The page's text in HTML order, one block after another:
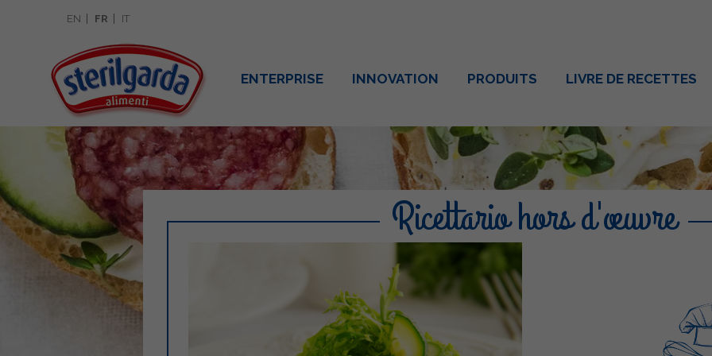
EN FR IT
ENTERPRISE INNOVATION PRODUITS LIVRE DE RECETTES
Ricettario hors d'œuvre